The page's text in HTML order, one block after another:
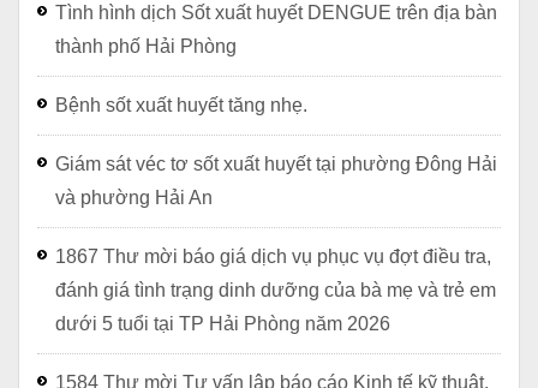
Tình hình dịch Sốt xuất huyết DENGUE trên địa bàn
thành phố Hải Phòng
Bệnh sốt xuất huyết tăng nhẹ.
Giám sát véc tơ sốt xuất huyết tại phường Đông Hải
và phường Hải An
1867 Thư mời báo giá dịch vụ phục vụ đợt điều tra,
đánh giá tình trạng dinh dưỡng của bà mẹ và trẻ em
dưới 5 tuổi tại TP Hải Phòng năm 2026
1584 Thư mời Tư vấn lập báo cáo Kinh tế kỹ thuật,